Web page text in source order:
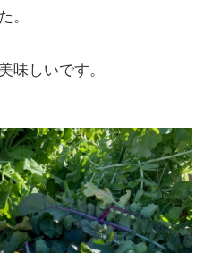
。
味しいです。